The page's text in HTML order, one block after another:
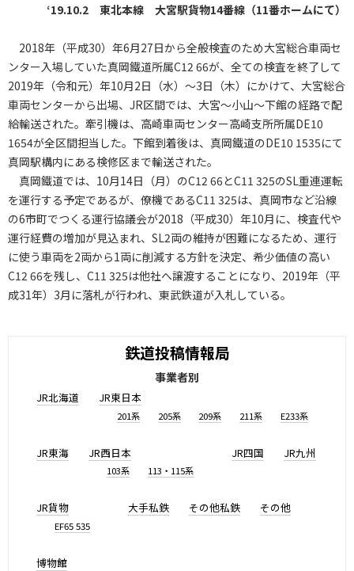
‘19.10.2 東北本線 大宮駅貨物14番線（11番ホームにて）
2018年（平成30）年6月27日から全般検査のため大宮総合車両セ
ンター入場していた真岡鐵道所属C12 66が、全ての検査を終了して
2019年（令和元）年10月2日（水）～3日（木）にかけて、大宮総合
車両センターから出場、JR区間では、大宮～小山～下館の経路で配
給輸送された。牽引機は、高崎車両センター高崎支所所属DE10
1654が全区間担当した。下館到着後は、真岡鐵道のDE10 1535にて
真岡駅構内にある検修区まで輸送された。
真岡鐵道では、10月14日（月）のC12 66とC11 325のSL重連運転
を運行する予定であるが、僚機であるC11 325は、真岡市など沿線
の6市町でつくる運行協議会が2018（平成30）年10月に、検査代や
運行経費の増加が見込まれ、SL2両の維持が困難になるため、運行
に使う車両を2両から1両に削減する方針を決定、希少価値の高い
C12 66を残し、C11 325は他社へ譲渡することになり、2019年（平
成31年）3月に落札が行われ、東武鉄道が入札している。
鉄道投稿情報局
事業者別
JR北海道 JR東日本
201系 205系 209系 211系 E233系
JR東海 JR西日本
103系 113・115系
JR四国 JR九州
JR貨物
EF65 535
大手私鉄 その他私鉄 その他
博物館